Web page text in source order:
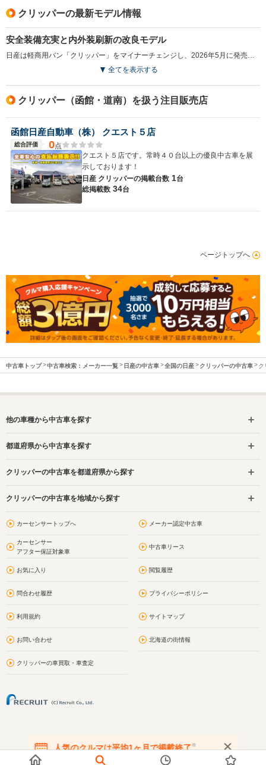
クリッパーの最新モデル情報
安全装備充実と内外装刷新の改良モデル
全てを表示する
クリッパー（函館・道南）を扱う注目販売店
函館日産自動車（株） クエスト５店
総合評価 0点
クエスト５店です。常時４０台以上の優良中古車を展
示しております！
日産 クリッパーの掲載台数 1台
総掲載数 34台
ページトップへ
中古車トップ 中古車検索：メーカー一覧 日産の中古車 全国の日産 クリッパーの中古車 ク
他の車種から中古車を探す
都道府県から中古車を探す
クリッパーの中古車を都道府県から探す
クリッパーの中古車を地域から探す
カーセンサートップへ メーカー認定中古車
カーセンサー
アフター保証対象車
中古車リース
お気に入り 閲覧履歴
問合わせ履歴 プライバシーポリシー
利用規約 サイトマップ
お問い合わせ 北海道の街情報
クリッパーの車買取・車査定
人気のクルマは平均1ヶ月で掲載終了※
在庫が無くなる前にお問い合わせください